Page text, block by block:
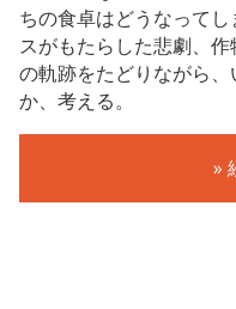
ちの食卓はどうなって
スがもたらした悲劇、
の軌跡をたどりながら
か、考える。
»